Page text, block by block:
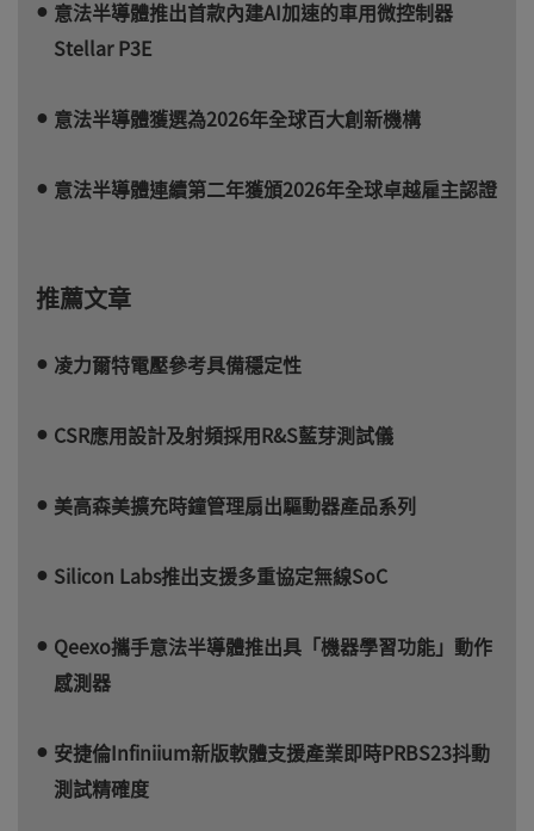
意法半導體推出首款內建AI加速的車用微控制器
Stellar P3E
意法半導體獲選為2026年全球百大創新機構
意法半導體連續第二年獲頒2026年全球卓越雇主認證
推薦文章
凌力爾特電壓參考具備穩定性
CSR應用設計及射頻採用R&S藍芽測試儀
美高森美擴充時鐘管理扇出驅動器產品系列
Silicon Labs推出支援多重協定無線SoC
Qeexo攜手意法半導體推出具「機器學習功能」動作
感測器
安捷倫Infiniium新版軟體支援產業即時PRBS23抖動
測試精確度